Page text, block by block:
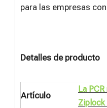
para las empresas
Detalles de producto
Artículo
La
Ziplock